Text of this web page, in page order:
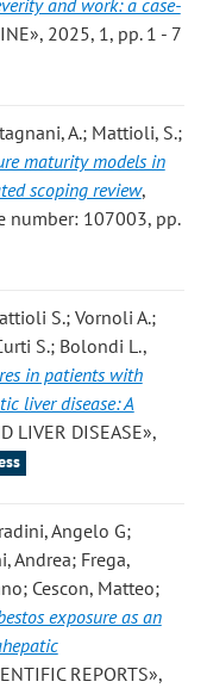
and work: a case-
2025, 1, pp. 1 - 7
A.; Mattioli, S.;
maturity models in
scoping review,
number: 107003, pp.
S.; Vornoli A.;
S.; Bolondi L.,
in patients with
liver disease: A
LIVER DISEASE»,
Angelo G;
Andrea; Frega,
Cescon, Matteo;
exposure as an
REPORTS»,